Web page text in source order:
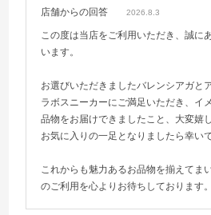
店舗からの回答 2026.8.3
この度は当店をご利用いただき、誠に
います。
お選びいただきましたバレンシアガと
ラボスニーカーにご満足いただき、イ
品物をお届けできましたこと、大変嬉
お気に入りの一足となりましたら幸い
これからも魅力あるお品物を揃えてま
のご利用を心よりお待ちしております。